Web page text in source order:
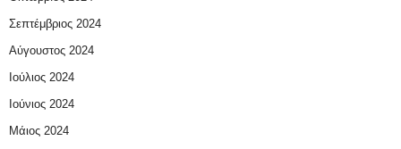
Σεπτέμβριος 2024
Αύγουστος 2024
Ιούλιος 2024
Ιούνιος 2024
Μάιος 2024